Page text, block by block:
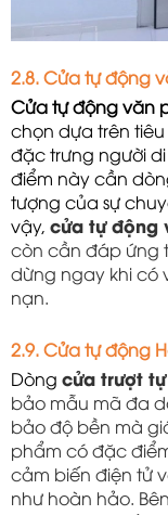
2.8. Cửa tự động
Cửa tự động văn
chọn dựa trên
đặc trưng người
điểm này cần
tượng của sự
vậy, cửa tự động
còn cần đáp ứng
dừng ngay khi có
nạn.
2.9. Cửa tự động
Dòng cửa trượt
bảo mẫu mã đa
bảo độ bền mà
phẩm có đặc
cảm biến điện tử
như hoàn hảo.